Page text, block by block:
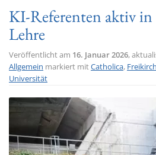
KI-Referenten aktiv
Lehre
Veröffentlicht am 16. Januar 2026,
Allgemein markiert mitCatholica,
Universität